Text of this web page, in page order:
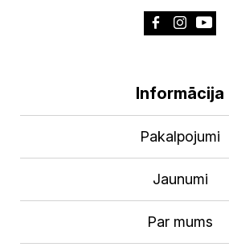
Informācija
Pakalpojumi
Jaunumi
Par mums